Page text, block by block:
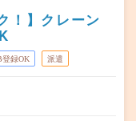
！】クレーン
登録OK 派遣